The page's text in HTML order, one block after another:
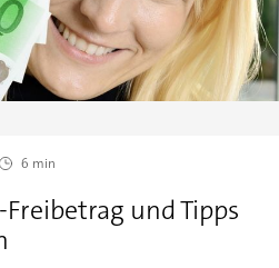
6 min
und Tipps